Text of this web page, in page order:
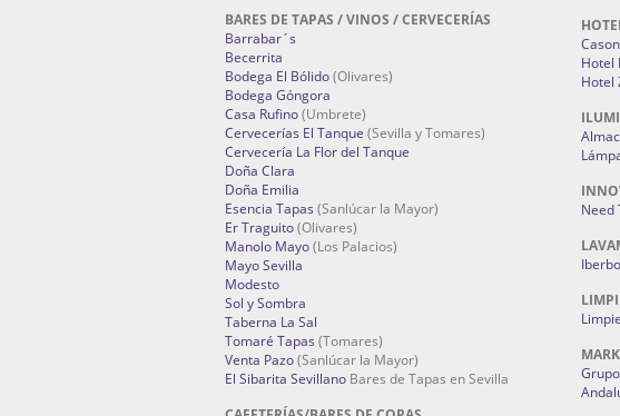
BARES DE TAPAS / VINOS / CERVECERÍAS
Barrabar´s
Becerrita
Bodega El Bólido(Olivares)
Bodega Góngora
Casa Rufino(Umbrete)
Cervecerías El Tanque (Sevilla y Tomares)
Cervecería La Flor del Tanque
Doña Clara
Doña Emilia
Esencia Tapas (Sanlúcar la Mayor)
Er Traguito(Olivares)
Manolo Mayo(Los Palacios)
Mayo Sevilla
Modesto
Sol y Sombra
Taberna La Sal
Tomaré Tapas (Tomares)
Venta Pazo(Sanlúcar la Mayor)
El Sibarita Sevillano Bares de Tapas en Sevilla
Hotel
Hotel
Need